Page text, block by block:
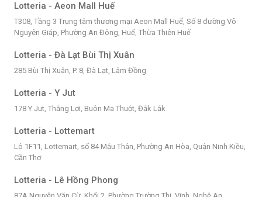
Lotteria - Aeon Mall Huế
T308, Tầng 3 Trung tâm thương mại Aeon Mall Huế, Số 8 đường Võ
Nguyên Giáp, Phường An Đông, Huế, Thừa Thiên Huế
Lotteria - Đà Lạt Bùi Thị Xuân
285 Bùi Thị Xuân, P. 8, Đà Lạt, Lâm Đồng
Lotteria - Y Jut
178 Y Jut, Thắng Lợi, Buôn Ma Thuột, Đắk Lắk
Lotteria - Lottemart
Lô 1F11, Lottemart, số 84 Mậu Thân, Phường An Hòa, Quận Ninh Kiều,
Cần Thơ
Lotteria - Lê Hồng Phong